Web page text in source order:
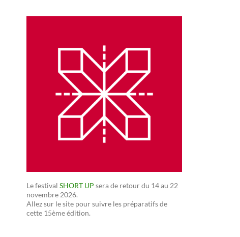
Le festival SHORT UP sera de retour du 14 au 22
novembre 2026.
Allez sur le site pour suivre les préparatifs de
cette 15ème édition.